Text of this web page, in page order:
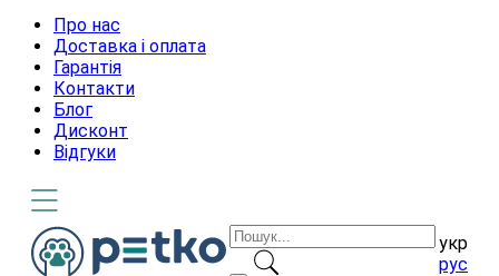
Про нас
Доставка і оплата
Гарантія
Контакти
Блог
Дисконт
Відгуки
укр
рус